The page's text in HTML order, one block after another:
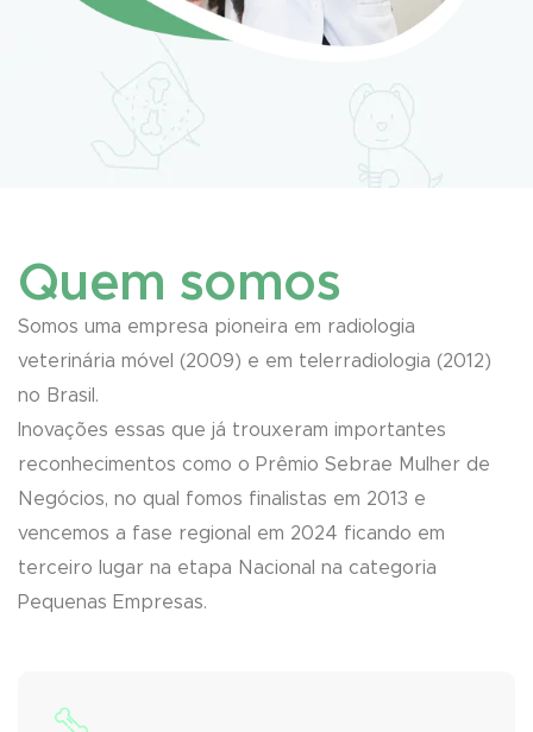
Quem somos
Somos uma empresa pioneira em radiologia
veterinária móvel (2009) e em telerradiologia (2012)
no Brasil.
Inovações essas que já trouxeram importantes
reconhecimentos como o Prêmio Sebrae Mulher de
Negócios, no qual fomos finalistas em 2013 e
vencemos a fase regional em 2024 ficando em
terceiro lugar na etapa Nacional na categoria
Pequenas Empresas.